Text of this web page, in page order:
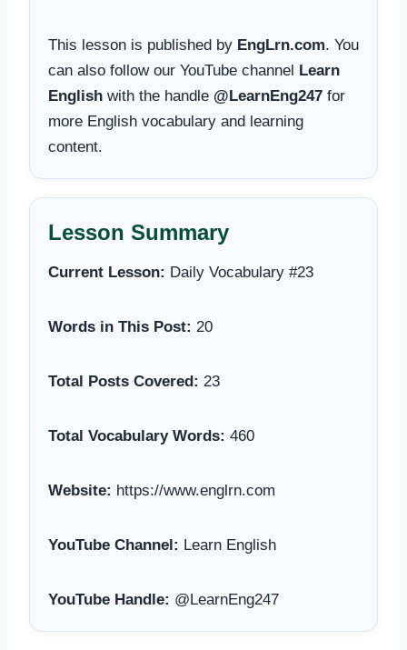
This lesson is published by EngLrn.com. You
can also follow our YouTube channel Learn
English with the handle @LearnEng247 for
more English vocabulary and learning
content.
Lesson Summary
Current Lesson: Daily Vocabulary #23
Words in This Post: 20
Total Posts Covered: 23
Total Vocabulary Words: 460
Website: https://www.englrn.com
YouTube Channel: Learn English
YouTube Handle: @LearnEng247